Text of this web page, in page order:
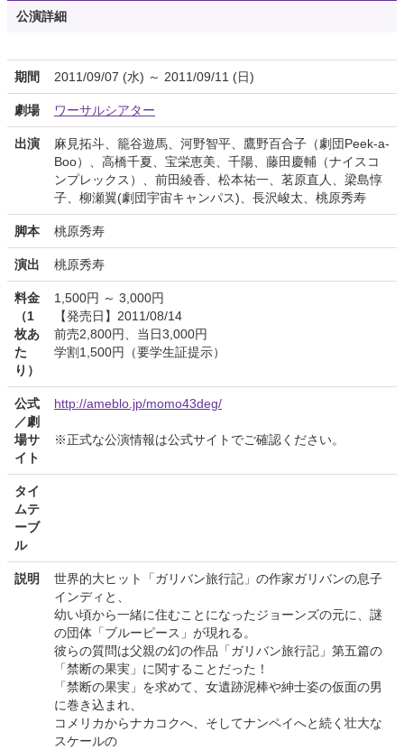
公演詳細
期間 2011/09/07 (水) ～ 2011/09/11 (日)
劇場 ワーサルシアター
出演
麻見拓斗、籠谷遊馬、河野智平、鷹野百合子（劇団Peek-a-
Boo）、高橋千夏、宝栄恵美、千陽、藤田慶輔（ナイスコ
ンプレックス）、前田綾香、松本祐一、茗原直人、梁島惇
子、柳瀬翼(劇団宇宙キャンパス)、長沢峻太、桃原秀寿
脚本 桃原秀寿
演出 桃原秀寿
料金
（1
枚あ
た
り）
1,500円 ～ 3,000円
【発売日】2011/08/14
前売2,800円、当日3,000円
学割1,500円（要学生証提示）
公式
／劇
場サ
イト
http://ameblo.jp/momo43deg/
※正式な公演情報は公式サイトでご確認ください。
タイ
ムテ
ーブ
ル
説明
世界的大ヒット「ガリバン旅行記」の作家ガリバンの息子
インディと、
幼い頃から一緒に住むことになったジョーンズの元に、謎
の団体「ブルーピース」が現れる。
彼らの質問は父親の幻の作品「ガリバン旅行記」第五篇の
「禁断の果実」に関することだった！
「禁断の果実」を求めて、女遺跡泥棒や紳士姿の仮面の男
に巻き込まれ、
コメリカからナカコクへ、そしてナンペイへと続く壮大な
スケールの